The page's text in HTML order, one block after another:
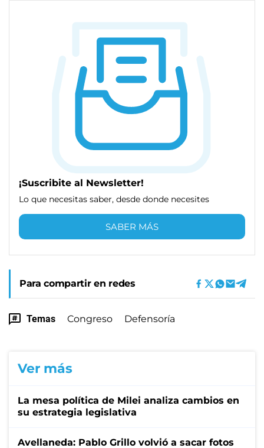
¡Suscribite al Newsletter!
Lo que necesitas saber, desde donde necesites
SABER MÁS
Para compartir en redes
Temas Congreso Defensoría
Ver más
La mesa política de Milei analiza cambios en
su estrategia legislativa
Avellaneda: Pablo Grillo volvió a sacar fotos